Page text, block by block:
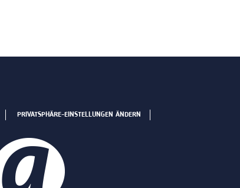
PRIVATSPHÄRE-EINSTELLUNGEN ÄNDERN